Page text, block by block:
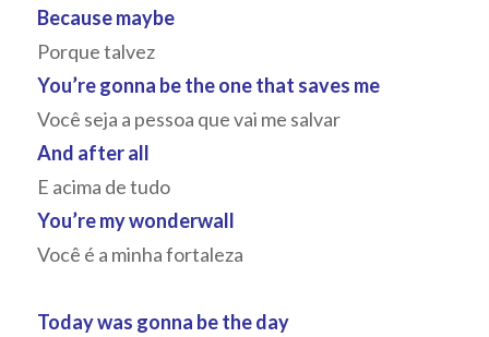
Because maybe
Porque talvez
You’re gonna be the one that saves me
Você seja a pessoa que vai me salvar
And after all
E acima de tudo
You’re my wonderwall
Você é a minha fortaleza
Today was gonna be the day